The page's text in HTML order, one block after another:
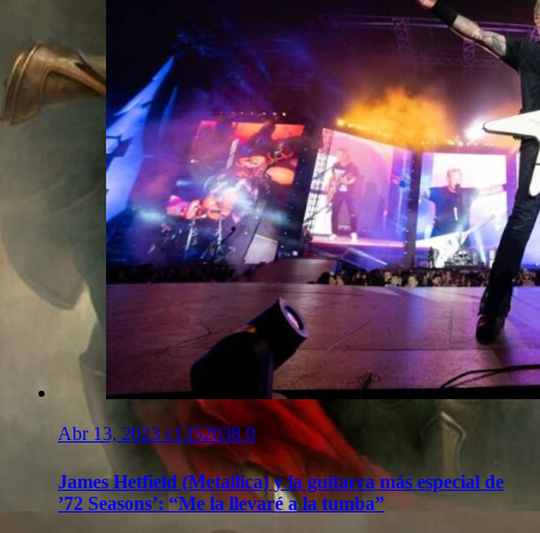
Abr 13, 2023 c13520380
James Hetfield (Metallica) y la guitarra más especial de
’72 Seasons’: “Me la llevaré a la tumba”